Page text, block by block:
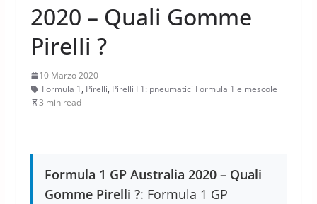
2020 – Quali Gomme
Pirelli ?
10 Marzo 2020
Formula 1, Pirelli, Pirelli F1: pneumatici Formula 1 e mescole
3 min read
Formula 1 GP Australia 2020 – Quali
Gomme Pirelli ?: Formula 1 GP